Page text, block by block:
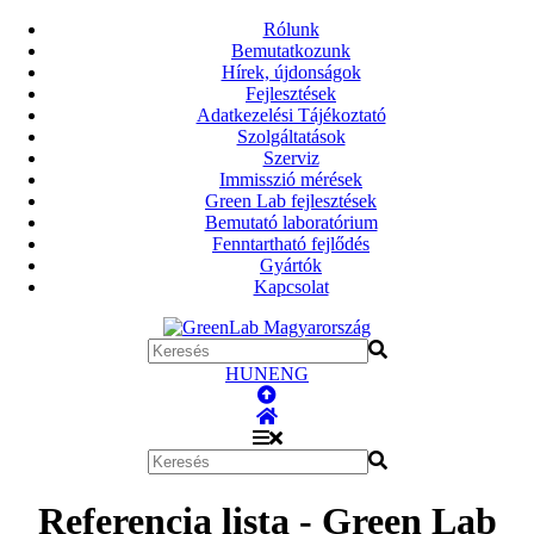
Rólunk
Bemutatkozunk
Hírek, újdonságok
Fejlesztések
Adatkezelési Tájékoztató
Szolgáltatások
Szerviz
Immisszió mérések
Green Lab fejlesztések
Bemutató laboratórium
Fenntartható fejlődés
Gyártók
Kapcsolat
HUNENG
Referencia lista - Green Lab